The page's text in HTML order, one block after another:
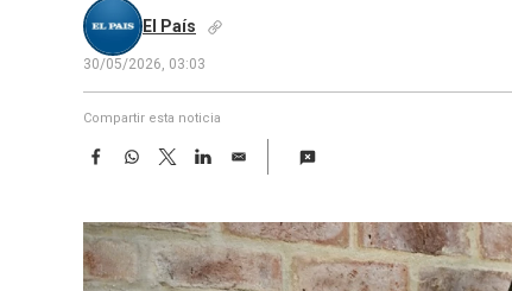
El País
30/05/2026, 03:03
Compartir esta noticia
F
e
b
o
W
t
s
T
w
t
t
e
L
k
e
d
E
i
l